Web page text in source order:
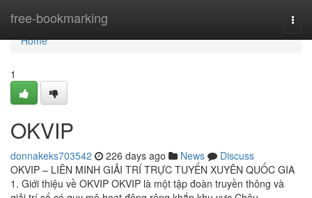
free-bookmarking
Home
Home
1
OKVIP
donnakeks703542 226 days ago News
Discuss
OKVIP – LIÊN MINH GIẢI TRÍ TRỰC TUYẾN XUYÊN QUỐC GIA
1. Giới thiệu về OKVIP OKVIP là một tập đoàn truyền thông và